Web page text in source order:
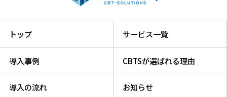
トップ サービス一覧
導入事例 CBTSが選ばれる理由
導入の流れ お知らせ